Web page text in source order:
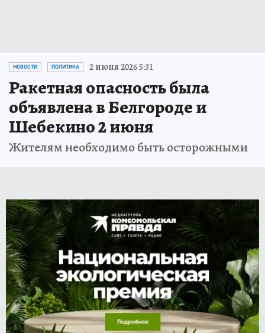
НОВОСТИ ПОЛИТИКА 2 июня 2026 5:31
Ракетная опасность была
объявлена в Белгороде и
Шебекино 2 июня
Жителям необходимо быть осторожными